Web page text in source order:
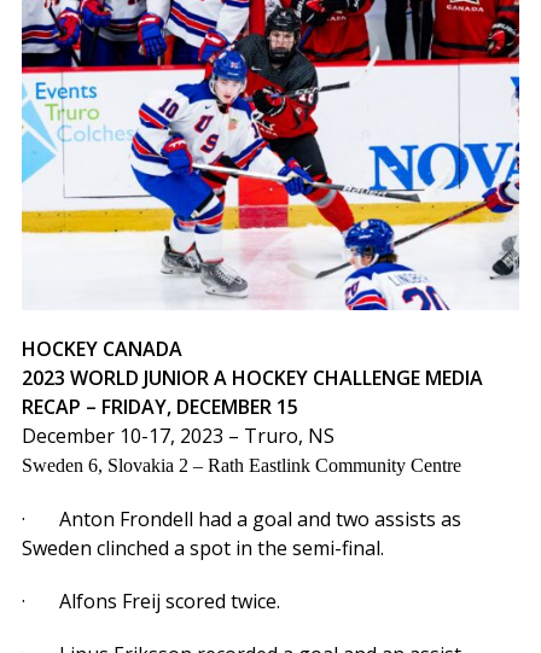
HOCKEY CANADA
2023 WORLD JUNIOR A HOCKEY CHALLENGE MEDIA
RECAP – FRIDAY, DECEMBER 15
December 10-17, 2023 – Truro, NS
Sweden 6, Slovakia 2 – Rath Eastlink Community Centre
· Anton Frondell had a goal and two assists as
Sweden clinched a spot in the semi-final.
· Alfons Freij scored twice.